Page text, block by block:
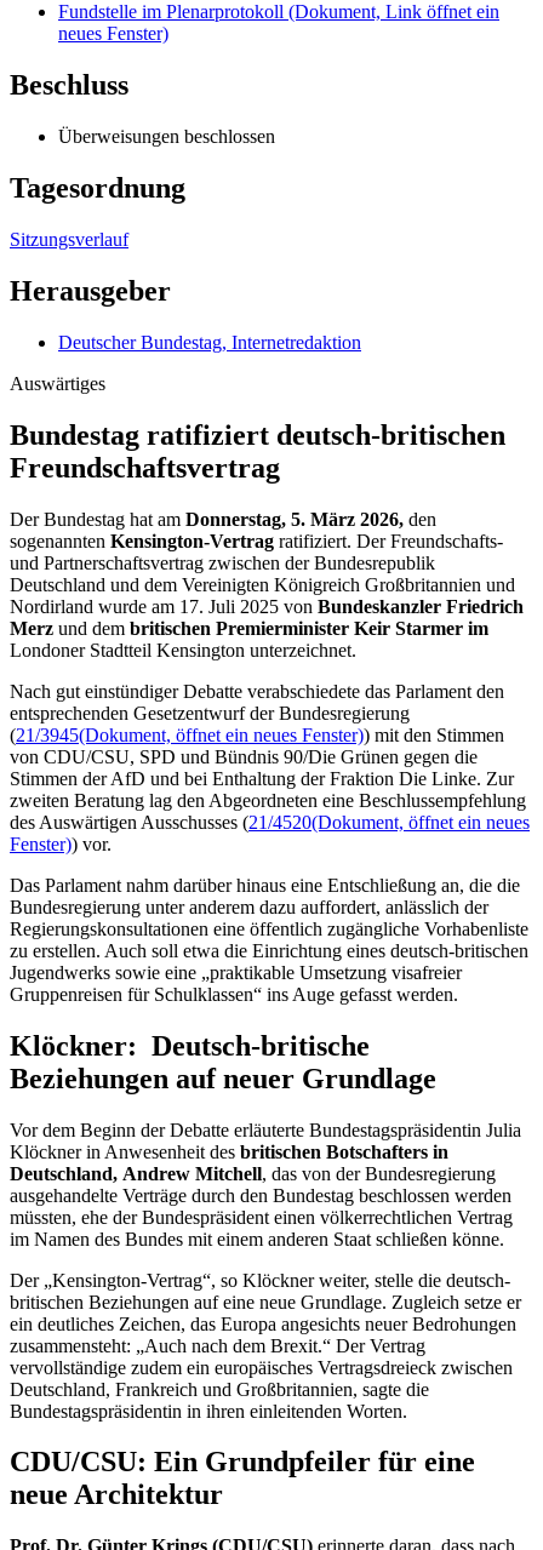
Fundstelle im Plenarprotokoll (Dokument, Link öffnet ein
neues Fenster)
Beschluss
Überweisungen beschlossen
Tagesordnung
Sitzungsverlauf
Herausgeber
Deutscher Bundestag, Internetredaktion
Auswärtiges
Bundestag ratifiziert deutsch-britischen
Freundschaftsvertrag
Der Bundestag hat am Donnerstag, 5. März 2026, den
sogenannten Kensington-Vertrag ratifiziert. Der Freundschafts-
und Partnerschaftsvertrag zwischen der Bundesrepublik
Deutschland und dem Vereinigten Königreich Großbritannien und
Nordirland wurde am 17. Juli 2025 von Bundeskanzler Friedrich
Merz und dem britischen Premierminister Keir Starmer im
Londoner Stadtteil Kensington unterzeichnet.
Nach gut einstündiger Debatte verabschiedete das Parlament den
entsprechenden Gesetzentwurf der Bundesregierung
(21/3945(Dokument, öffnet ein neues Fenster)) mit den Stimmen
von CDU/CSU, SPD und Bündnis 90/Die Grünen gegen die
Stimmen der AfD und bei Enthaltung der Fraktion Die Linke. Zur
zweiten Beratung lag den Abgeordneten eine Beschlussempfehlung
des Auswärtigen Ausschusses (21/4520(Dokument, öffnet ein neues
Fenster)) vor.
Das Parlament nahm darüber hinaus eine Entschließung an, die die
Bundesregierung unter anderem dazu auffordert, anlässlich der
Regierungskonsultationen eine öffentlich zugängliche Vorhabenliste
zu erstellen. Auch soll etwa die Einrichtung eines deutsch-britischen
Jugendwerks sowie eine „praktikable Umsetzung visafreier
Gruppenreisen für Schulklassen“ ins Auge gefasst werden.
Klöckner: Deutsch-britische
Beziehungen auf neuer Grundlage
Vor dem Beginn der Debatte erläuterte Bundestagspräsidentin Julia
Klöckner in Anwesenheit des britischen Botschafters in
Deutschland, Andrew Mitchell, das von der Bundesregierung
ausgehandelte Verträge durch den Bundestag beschlossen werden
müssten, ehe der Bundespräsident einen völkerrechtlichen Vertrag
im Namen des Bundes mit einem anderen Staat schließen könne.
Der „Kensington-Vertrag“, so Klöckner weiter, stelle die deutsch-
britischen Beziehungen auf eine neue Grundlage. Zugleich setze er
ein deutliches Zeichen, das Europa angesichts neuer Bedrohungen
zusammensteht: „Auch nach dem Brexit.“ Der Vertrag
vervollständige zudem ein europäisches Vertragsdreieck zwischen
Deutschland, Frankreich und Großbritannien, sagte die
Bundestagspräsidentin in ihren einleitenden Worten.
CDU/CSU: Ein Grundpfeiler für eine
neue Architektur